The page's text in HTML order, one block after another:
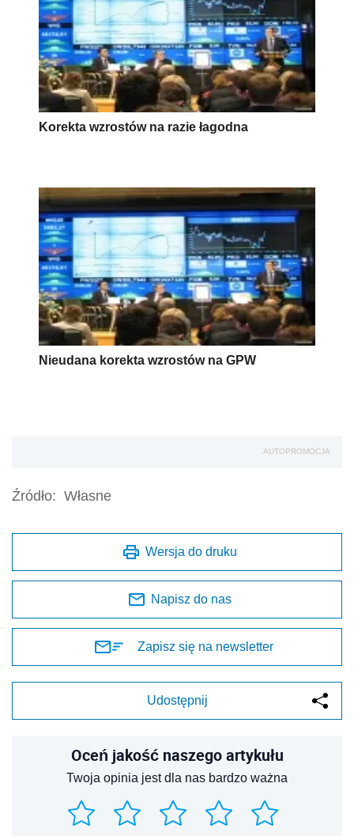
Korekta wzrostów na razie łagodna
Nieudana korekta wzrostów na GPW
AUTOPROMOCJA
Źródło: Własne
Wersja do druku
Napisz do nas
Zapisz się na newsletter
Udostępnij
Oceń jakość naszego artykułu
Twoja opinia jest dla nas bardzo ważna